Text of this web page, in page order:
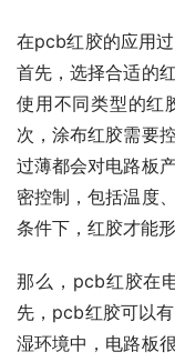
在pcb红胶的应用
首先，选择合适的
使用不同类型的红
次，涂布红胶需要
过薄都会对电路板
密控制，包括温度
条件下，红胶才能
那么，pcb红胶在
先，pcb红胶可以
湿环境中，电路板